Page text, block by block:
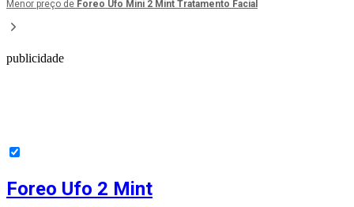
Menor preço de Foreo Ufo Mini 2 Mint Tratamento Facial
publicidade
Foreo Ufo 2 Mint